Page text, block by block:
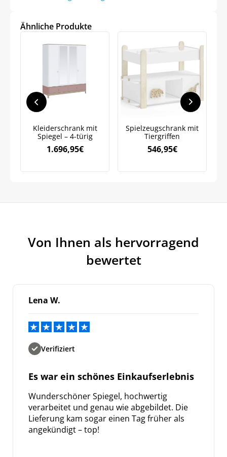
Ähnliche Produkte
Kleiderschrank mit
Spiegel – 4-türig
1.696,95€
Spielzeugschrank mit
Tiergriffen
546,95€
Von Ihnen als hervorragend
bewertet
Lena W.
Verifiziert
Es war ein schönes Einkaufserlebnis
Wunderschöner Spiegel, hochwertig
verarbeitet und genau wie abgebildet. Die
Lieferung kam sogar einen Tag früher als
angekündigt – top!
Jetzt 5% Rabatt
auf Ihre erste Bestellung sichern!
Bleiben Sie auf dem Laufenden über
Neuigkeiten und Angebote.